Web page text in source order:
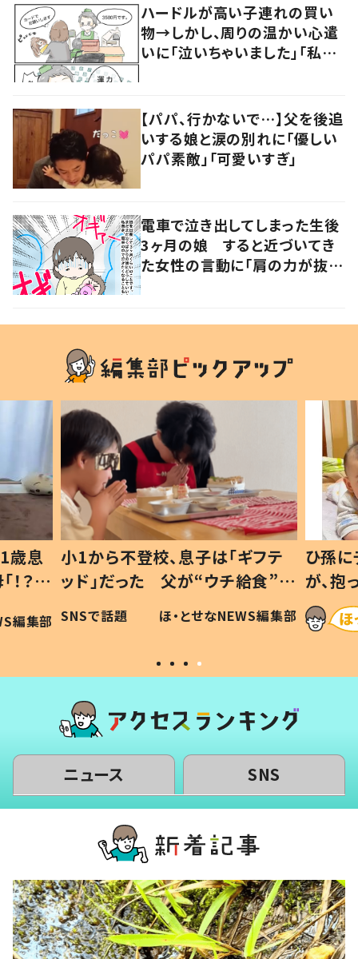
ハードルが高い子連れの買い
物→しかし、周りの温かい心遣
いに「泣いちゃいました」「私も
【パパ、行かないで…】父を後追
いする娘と涙の別れに「優しい
パパ素敵」「可愛いすぎ」
電車で泣き出してしまった生後
3ヶ月の娘 すると近づいてき
た女性の言動に「肩の力が抜け
歳息
？」
編集部
小1から不登校、息子は「ギフテ
ッド」だった 父が“ウチ給食”を
作り続ける理由とは #令和の親
#令和の子
SNSで話題 ほ・とせなNEWS編集部
ひ孫
が、
「涙が
い」
ニュース SNS